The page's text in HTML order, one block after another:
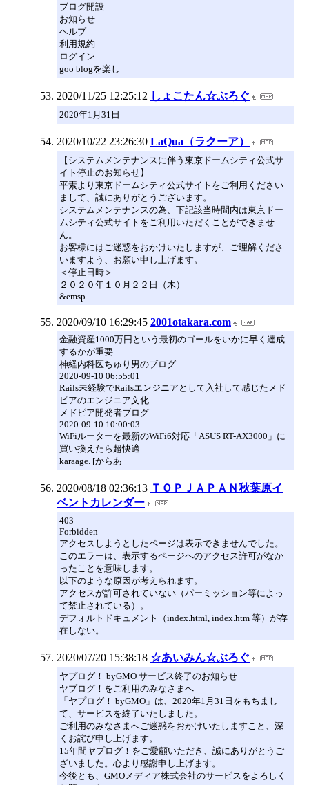
ブログ開設
お知らせ
ヘルプ
利用規約
ログイン
goo blogを楽し
2020/11/25 12:25:12 しょこたん☆ぶろぐ
2020年1月31日
2020/10/22 23:26:30 LaQua（ラクーア）
【システムメンテナンスに伴う東京ドームシティ公式サ
イト停止のお知らせ】
平素より東京ドームシティ公式サイトをご利用ください
まして、誠にありがとうございます。
システムメンテナンスの為、下記該当時間内は東京ドー
ムシティ公式サイトをご利用いただくことができませ
ん。
お客様にはご迷惑をおかけいたしますが、ご理解くださ
いますよう、お願い申し上げます。
＜停止日時＞
２０２０年１０月２２日（木）
&emsp
2020/09/10 16:29:45 2001otakara.com
金融資産1000万円という最初のゴールをいかに早く達成
するかが重要
神経内科医ちゅり男のブログ
2020-09-10 06:55:01
Rails未経験でRailsエンジニアとして入社して感じたメド
ピアのエンジニア文化
メドピア開発者ブログ
2020-09-10 10:00:03
WiFiルーターを最新のWiFi6対応「ASUS RT-AX3000」に
買い換えたら超快適
karaage. [からあ
2020/08/18 02:36:13 ＴＯＰＪＡＰＡＮ秋葉原イ
ベントカレンダー
403
Forbidden
アクセスしようとしたページは表示できませんでした。
このエラーは、表示するページへのアクセス許可がなか
ったことを意味します。
以下のような原因が考えられます。
アクセスが許可されていない（パーミッション等によっ
て禁止されている）。
デフォルトドキュメント（index.html, index.htm 等）が存
在しない。
2020/07/20 15:38:18 ☆あいみん☆ぶろぐ
ヤプログ！ byGMO サービス終了のお知らせ
ヤプログ！をご利用のみなさまへ
「ヤプログ！ byGMO」は、2020年1月31日をもちまし
て、サービスを終了いたしました。
ご利用のみなさまへご迷惑をおかけいたしますこと、深
くお詫び申し上げます。
15年間ヤプログ！をご愛顧いただき、誠にありがとうご
ざいました。心より感謝申し上げます。
今後とも、GMOメディア株式会社のサービスをよろしく